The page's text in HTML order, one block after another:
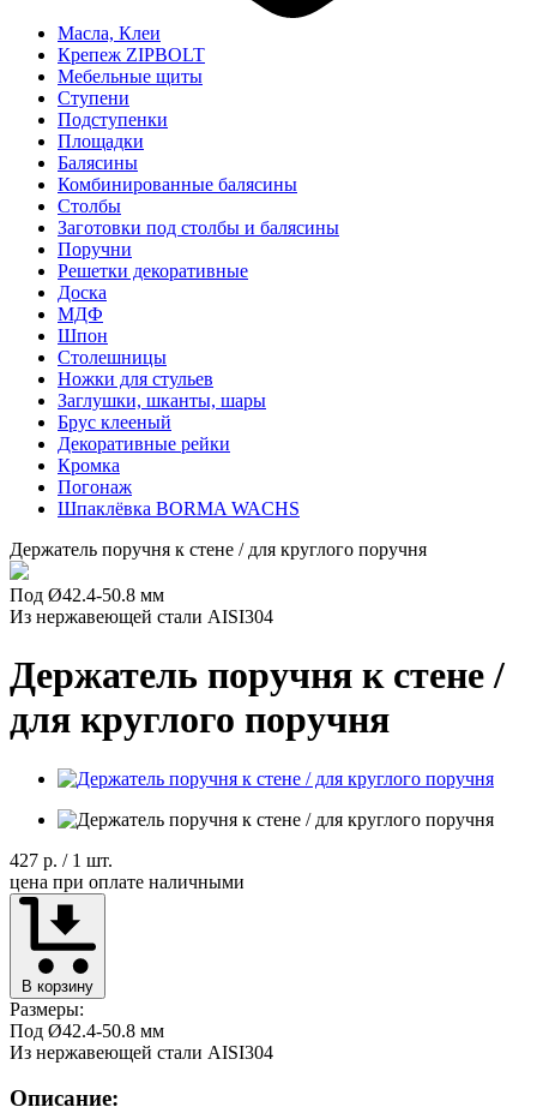
Масла, Клеи
Крепеж ZIPBOLT
Мебельные щиты
Ступени
Подступенки
Площадки
Балясины
Комбинированные балясины
Столбы
Заготовки под столбы и балясины
Поручни
Решетки декоративные
Доска
МДФ
Шпон
Столешницы
Ножки для стульев
Заглушки, шканты, шары
Брус клееный
Декоративные рейки
Кромка
Погонаж
Шпаклёвка BORMA WACHS
Держатель поручня к стене / для круглого поручня
Под Ø42.4-50.8 мм
Из нержавеющей стали AISI304
Держатель поручня к стене /
для круглого поручня
427 р. / 1 шт.
цена при оплате наличными
В корзину
Размеры:
Под Ø42.4-50.8 мм
Из нержавеющей стали AISI304
Описание: